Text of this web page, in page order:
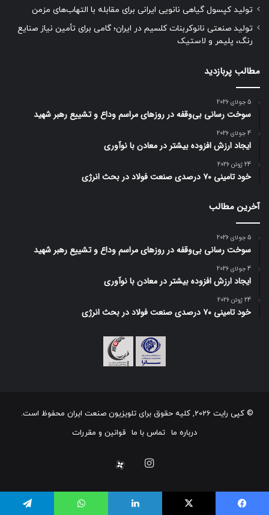
تولید کپسول گیاهی نانویی ایرانی برای مقابله با التهاب‌های مزمن
تولید صنعتی نانوکربنات کلسیم در ایران؛ گامی برای تأمین نیاز صنایع
رنگ، پلیمر و لاستیک
مطالب پربازدید
5 جولای 2026
سوخت رسانی بی‌وقفه در روز‌های مراسم وداع و تشییع رهبر شهید
4 جولای 2026
ایجاد ارزش افزوده بیشتر در معادن با نوآوری
24 ژوئن 2026
خود تامینی ۷۰ درصدی صنعت فولاد در بحث انرژی
آخرین مطالب
5 جولای 2026
سوخت رسانی بی‌وقفه در روز‌های مراسم وداع و تشییع رهبر شهید
4 جولای 2026
ایجاد ارزش افزوده بیشتر در معادن با نوآوری
24 ژوئن 2026
خود تامینی ۷۰ درصدی صنعت فولاد در بحث انرژی
© کپی رایت 2026, کلیه حقوق برای تلویزیون صنعت ایران محفوظ است.
درباره ما تماس با ما قوانین و مقررات
اینستاگرام